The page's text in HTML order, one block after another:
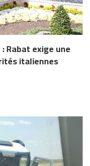
Rabat exige une
italiennes